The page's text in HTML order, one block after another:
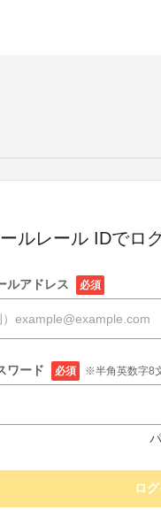
ルレール IDでロ
ルアドレス 必須
ワード 必須 ※半角英数字8
ロ